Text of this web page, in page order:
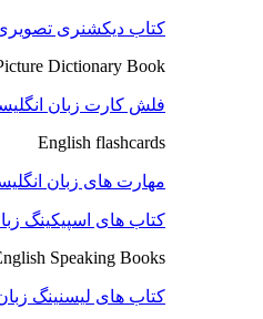
کتاب دیکشنری
Dictionary Book
فلش کارت زبان
English flashcards
مهارت های زبان
کتاب های اسپیکینگ
Speaking Books
کتاب های لیسنینگ